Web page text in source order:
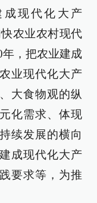
现代化大产
农业农村现代
年，把农业建成
业现代化大产
大食物观的纵
化需求、体现
续发展的横向
成现代化大产
要求等，为推